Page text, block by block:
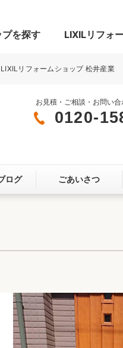
門まわり
を探す LIXILリフォ
ここちいい暮らしをつ
リフォームアクセル
LIXILリフォームショップ 松井産業
お見積・ご相談・お問い合
0120-
ログ ごあいさつ